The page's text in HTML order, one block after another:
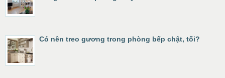
Có nên treo gương trong phòng bếp chật, tối?